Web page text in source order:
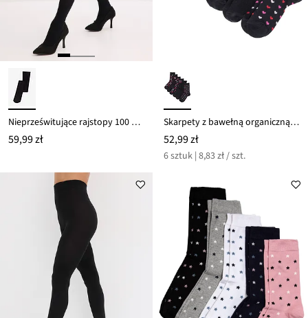
Nieprześwitujące rajstopy 100 DEN
59,99 zł
Skarpety z bawełną organiczną (6 par)
52,99 zł
6 sztuk | 8,83 zł / szt.